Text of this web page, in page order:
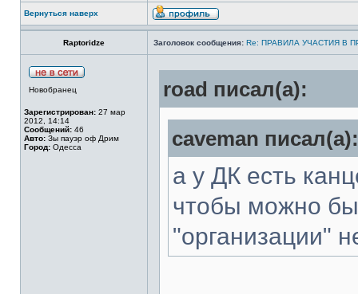
Вернуться наверх
Raptoridze Заголовок сообщения: Re: ПРАВИЛА УЧАСТИЯ В
Новобранец
Зарегистрирован: 27 мар
2012, 14:14
Сообщений: 46
Авто: Зы пауэр оф Дрим
Город: Одесса
road писал(а):
caveman писал(а):
а у ДК есть
чтобы можно
"организации"